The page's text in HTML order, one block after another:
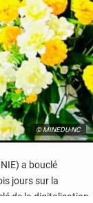
© MINEDU-NC
a bouclé
jours sur la
de la digitalisation